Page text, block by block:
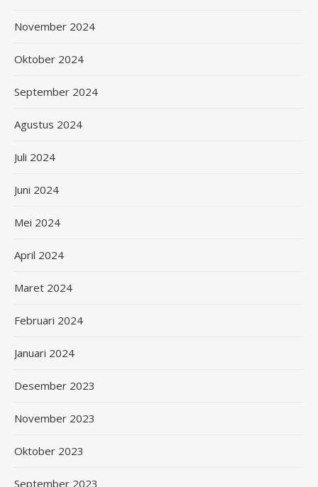
November 2024
Oktober 2024
September 2024
Agustus 2024
Juli 2024
Juni 2024
Mei 2024
April 2024
Maret 2024
Februari 2024
Januari 2024
Desember 2023
November 2023
Oktober 2023
September 2023